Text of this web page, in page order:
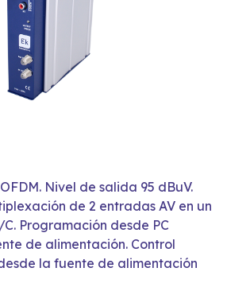
Nivel de salida 95 dBuV.
de 2 entradas AV en un
Programación desde PC
de alimentación. Control
la fuente de alimentación